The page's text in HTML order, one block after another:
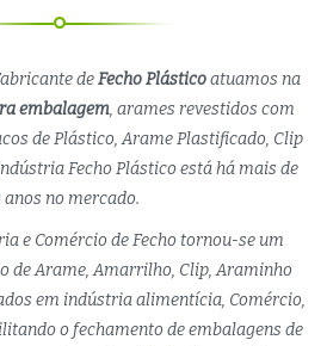
deFecho Plásticoatuamos na
embalagem, arames revestidos com
de Plástico, Arame Plastificado, Clip
Fecho Plástico está há mais de
anos no mercado.
e Comércio de Fecho tornou-se um
de Arame, Amarrilho, Clip, Araminho
em indústria alimentícia, Comércio,
o fechamento de embalagens de